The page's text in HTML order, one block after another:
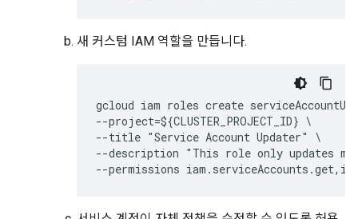
새 커스텀 IAM 역할을 만듭니다.
gcloud iam roles create
--project=${CLUSTER_PROJECT_ID} \
--title "Service Account Updater" \
--description "This role only updates
--permissions